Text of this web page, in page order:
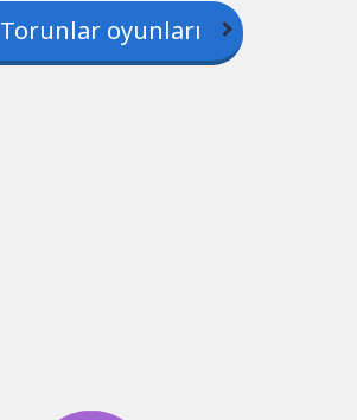
Torunlar oyunları